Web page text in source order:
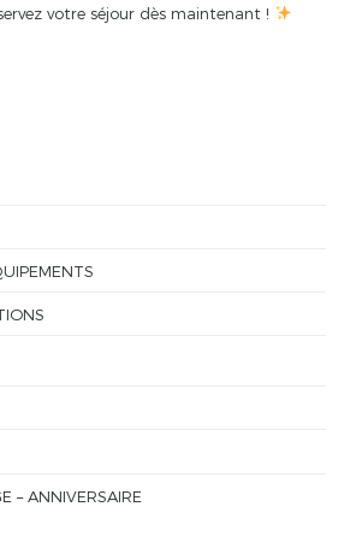
votre séjour dès maintenant !
– ANNIVERSAIRE